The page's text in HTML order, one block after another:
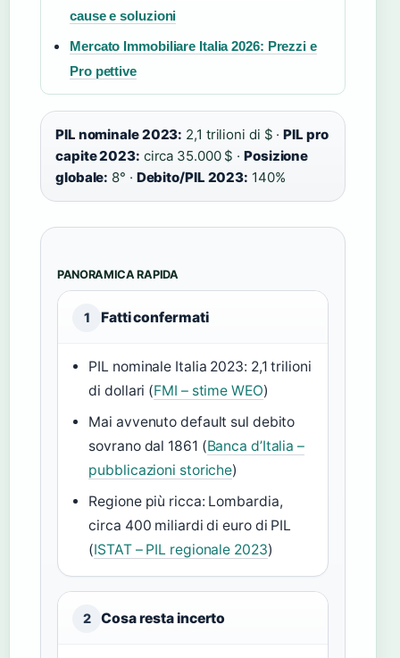
cause e soluzioni
Mercato Immobiliare Italia 2026: Prezzi e
Pro pettive
PIL nominale 2023: 2,1 trilioni di $ ·PIL pro
capite 2023: circa 35.000 $ ·Posizione
globale: 8° · Debito/PIL 2023: 140%
PANORAMICA RAPIDA
1 Fatti confermati
PIL nominale Italia 2023: 2,1 trilioni
di dollari (FMI – stime WEO)
Mai avvenuto default sul debito
sovrano dal 1861 (Banca d’Italia –
pubblicazioni storiche)
Regione più ricca: Lombardia,
circa 400 miliardi di euro di PIL
(ISTAT – PIL regionale 2023)
2 Cosa resta incerto